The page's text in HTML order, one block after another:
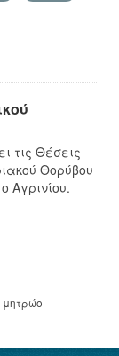
τις Θέσεις
Θορύβου
Αγρινίου.
μητρώο